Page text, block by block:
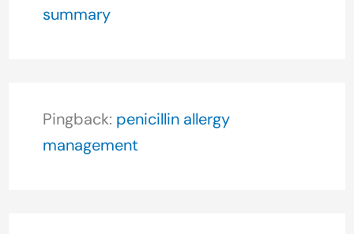
summary
Pingback: penicillin allergy
management